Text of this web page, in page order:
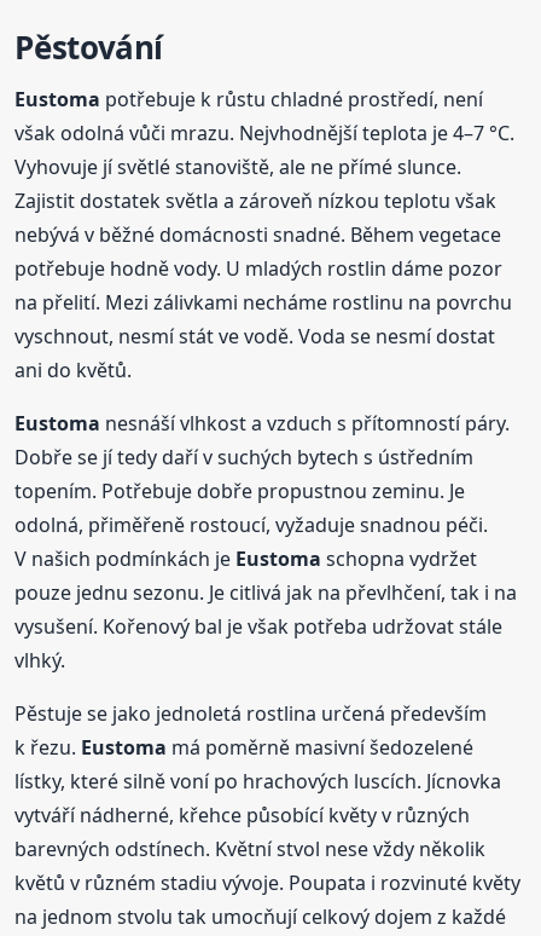
Pěstování
Eustoma potřebuje k růstu chladné prostředí, není
však odolná vůči mrazu. Nejvhodnější teplota je 4–7 °C.
Vyhovuje jí světlé stanoviště, ale ne přímé slunce.
Zajistit dostatek světla a zároveň nízkou teplotu však
nebývá v běžné domácnosti snadné. Během vegetace
potřebuje hodně vody. U mladých rostlin dáme pozor
na přelití. Mezi zálivkami necháme rostlinu na povrchu
vyschnout, nesmí stát ve vodě. Voda se nesmí dostat
ani do květů.
Eustoma nesnáší vlhkost a vzduch s přítomností páry.
Dobře se jí tedy daří v suchých bytech s ústředním
topením. Potřebuje dobře propustnou zeminu. Je
odolná, přiměřeně rostoucí, vyžaduje snadnou péči.
V našich podmínkách je Eustoma schopna vydržet
pouze jednu sezonu. Je citlivá jak na převlhčení, tak i na
vysušení. Kořenový bal je však potřeba udržovat stále
vlhký.
Pěstuje se jako jednoletá rostlina určená především
k řezu. Eustoma má poměrně masivní šedozelené
lístky, které silně voní po hrachových luscích. Jícnovka
vytváří nádherné, křehce působící květy v různých
barevných odstínech. Květní stvol nese vždy několik
květů v různém stadiu vývoje. Poupata i rozvinuté květy
na jednom stvolu tak umocňují celkový dojem z každé